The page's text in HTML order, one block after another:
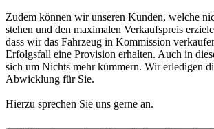
Zudem können wir unseren Kunden, welche
stehen und den maximalen Verkaufspreis
dass wir das Fahrzeug in Kommission
Erfolgsfall eine Provision erhalten. Auch in
sich um Nichts mehr kümmern. Wir erledigen
Abwicklung für Sie.
Hierzu sprechen Sie uns gerne an.